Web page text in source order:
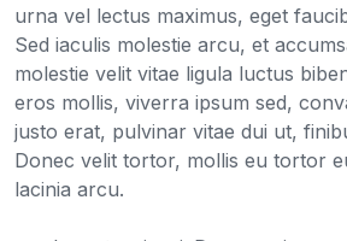
urna vel lectus maximus, eget
Sed iaculis molestie arcu, et
molestie velit vitae ligula luctus
eros mollis, viverra ipsum sed,
justo erat, pulvinar vitae dui ut,
Donec velit tortor, mollis eu tortor
lacinia arcu.